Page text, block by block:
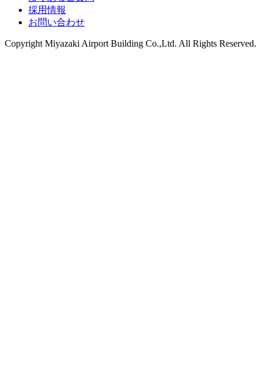
採用情報
お問い合わせ
Copyright Miyazaki Airport Building Co.,Ltd. All Rights Reserved.